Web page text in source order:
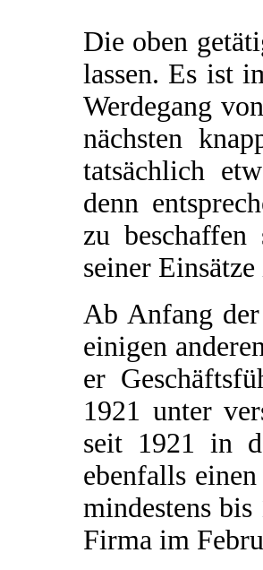
Die oben
lassen. Es ist
Werdegang
nächsten
tatsächlich
denn
zu
seiner
Ab Anfang
einigen
er
1921 unter
seit 1921 in
ebenfalls
mindestens
Firma im